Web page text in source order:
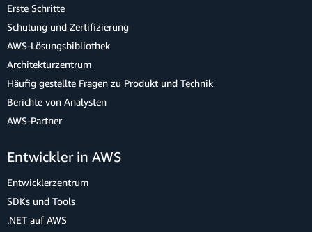
Erste Schritte
Schulung und Zertifizierung
AWS-Lösungsbibliothek
Architekturzentrum
Häufig gestellte Fragen zu Produkt und Technik
Berichte von Analysten
AWS-Partner
Entwickler in AWS
Entwicklerzentrum
SDKs und Tools
.NET auf AWS